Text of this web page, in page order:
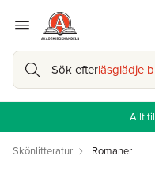
Sök efterläsglädje
Allt
Skönlitteratur Romaner